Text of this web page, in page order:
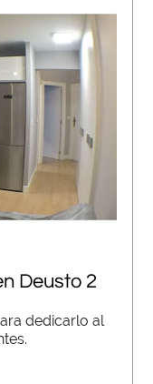
Deusto 2
dedicarlo al